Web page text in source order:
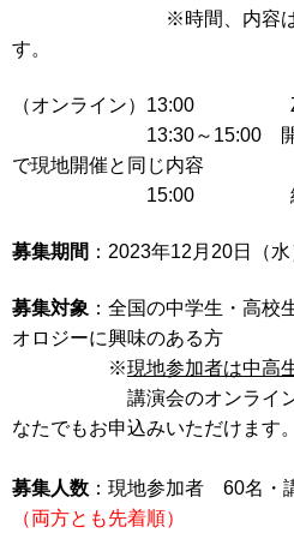
※時間、内容は変更に
す。
（オンライン）13:00
13:30～15:00 開始・
で現地開催と同じ内容
15:00 終
募集期間 ：2023年12月20日（
募集対象 ：全国の中学生・高校
オロジーに興味のある方
※現地参加者は中高
講演会のオンライン視
なたでもお申込みいただけます。
募集人数 ：現地参加者 60名
（両方とも先着順）